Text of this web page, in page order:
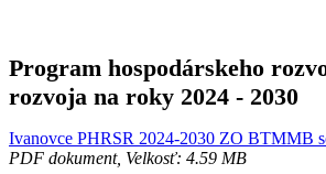
Program hospodárskeho
rozvoja na roky 2024 - 2030
Ivanovce PHRSR 2024-2030 ZO BTMMB
PDF dokument, Velkosť: 4.59 MB